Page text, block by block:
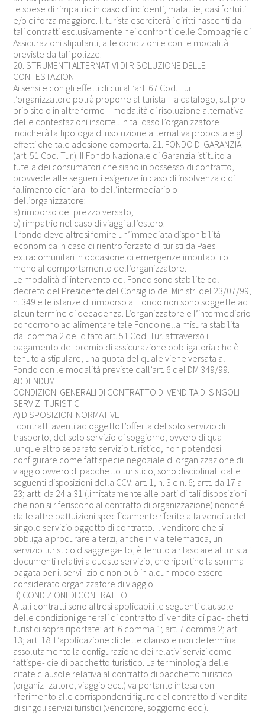
le spese di rimpatrio in caso di incidenti, malattie, casi fortuiti
e/o di forza maggiore. Il turista eserciterà i diritti nascenti da
tali contratti esclusivamente nei confronti delle Compagnie di
Assicurazioni stipulanti, alle condizioni e con le modalità
previste da tali polizze.
20. STRUMENTI ALTERNATIVI DI RISOLUZIONE DELLE
CONTESTAZIONI
Ai sensi e con gli effetti di cui all’art. 67 Cod. Tur.
l’organizzatore potrà proporre al turista – a catalogo, sul pro-
prio sito o in altre forme – modalità di risoluzione alternativa
delle contestazioni insorte . In tal caso l’organizzatore
indicherà la tipologia di risoluzione alternativa proposta e gli
effetti che tale adesione comporta. 21. FONDO DI GARANZIA
(art. 51 Cod. Tur.). Il Fondo Nazionale di Garanzia istituito a
tutela dei consumatori che siano in possesso di contratto,
provvede alle seguenti esigenze in caso di insolvenza o di
fallimento dichiara- to dell’intermediario o
dell’organizzatore:
a) rimborso del prezzo versato;
b) rimpatrio nel caso di viaggi all’estero.
Il fondo deve altresì fornire un’immediata disponibilità
economica in caso di rientro forzato di turisti da Paesi
extracomunitari in occasione di emergenze imputabili o
meno al comportamento dell’organizzatore.
Le modalità di intervento del Fondo sono stabilite col
decreto del Presidente del Consiglio dei Ministri del 23/07/99,
n. 349 e le istanze di rimborso al Fondo non sono soggette ad
alcun termine di decadenza. L’organizzatore e l’intermediario
concorrono ad alimentare tale Fondo nella misura stabilita
dal comma 2 del citato art. 51 Cod. Tur. attraverso il
pagamento del premio di assicurazione obbligatoria che è
tenuto a stipulare, una quota del quale viene versata al
Fondo con le modalità previste dall’art. 6 del DM 349/99.
ADDENDUM
CONDIZIONI GENERALI DI CONTRATTO DI VENDITA DI SINGOLI
SERVIZI TURISTICI
A) DISPOSIZIONI NORMATIVE
I contratti aventi ad oggetto l’offerta del solo servizio di
trasporto, del solo servizio di soggiorno, ovvero di qua-
lunque altro separato servizio turistico, non potendosi
configurare come fattispecie negoziale di organizzazione di
viaggio ovvero di pacchetto turistico, sono disciplinati dalle
seguenti disposizioni della CCV: art. 1, n. 3 e n. 6; artt. da 17 a
23; artt. da 24 a 31 (limitatamente alle parti di tali disposizioni
che non si riferiscono al contratto di organizzazione) nonché
dalle altre pattuizioni specificamente riferite alla vendita del
singolo servizio oggetto di contratto. Il venditore che si
obbliga a procurare a terzi, anche in via telematica, un
servizio turistico disaggrega- to, è tenuto a rilasciare al turista i
documenti relativi a questo servizio, che riportino la somma
pagata per il servi- zio e non può in alcun modo essere
considerato organizzatore di viaggio.
B) CONDIZIONI DI CONTRATTO
A tali contratti sono altresì applicabili le seguenti clausole
delle condizioni generali di contratto di vendita di pac- chetti
turistici sopra riportate: art. 6 comma 1; art. 7 comma 2; art.
13; art. 18. L’applicazione di dette clausole non determina
assolutamente la configurazione dei relativi servizi come
fattispe- cie di pacchetto turistico. La terminologia delle
citate clausole relativa al contratto di pacchetto turistico
(organiz- zatore, viaggio ecc.) va pertanto intesa con
riferimento alle corrispondenti figure del contratto di vendita
di singoli servizi turistici (venditore, soggiorno ecc.).